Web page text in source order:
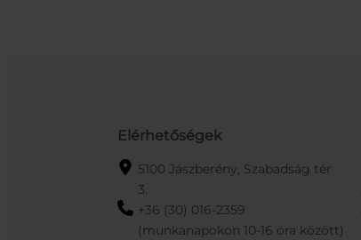
Elérhetőségek
5100 Jászberény, Szabadság tér
3.
+36 (30) 016-2359
(munkanapokon 10-16 óra között)